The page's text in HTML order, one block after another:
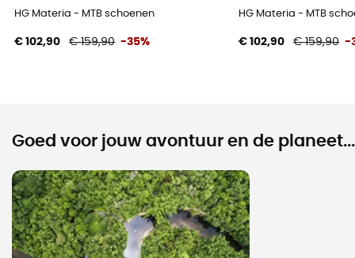
HG Materia - MTB schoenen
€ 102,90 € 159,90 -35%
HG Materia - MTB
€ 102,90 € 159,90 -
Goed voor jouw avontuur en de planeet...